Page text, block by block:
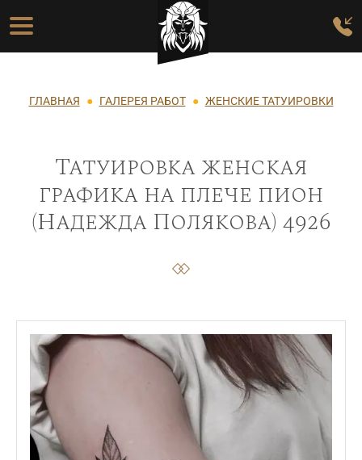
Перейти к основному содержанию
Основная навигация
Строка навигации
ГЛАВНАЯ ГАЛЕРЕЯ РАБОТ ЖЕНСКИЕ ТАТУИРОВКИ
Татуировка женская
графика на плече пион
(Надежда Полякова) 4926